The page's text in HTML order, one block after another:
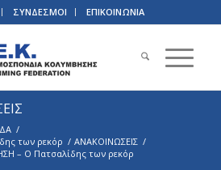
ΣΥΝΔΕΣΜΟΙ ΕΠΙΚΟΙΝΩΝΙΑ
/
των ρεκόρ / ΑΝΑΚΟΙΝΩΣΕΙΣ /
– Ο Πατσαλίδης των ρεκόρ